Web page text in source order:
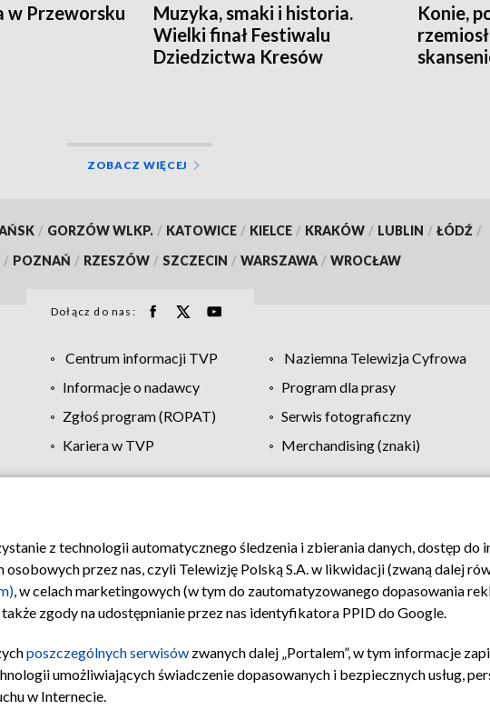
w Przeworsku
Muzyka, smaki i historia.
Wielki finał Festiwalu
Dziedzictwa Kresów
Konie,
ZOBACZ WIĘCEJ
/ GORZÓW WLKP. / KATOWICE / KIELCE / KRAKÓW / LUBLIN / ŁÓDŹ /
/ POZNAŃ / RZESZÓW / SZCZECIN / WARSZAWA / WROCŁAW
Dołącz do nas:
Centrum informacji TVP Naziemna Telewizja Cyfrowa
Informacje o nadawcy
Program dla prasy
Zgłoś program (ROPAT)
Serwis fotograficzny
Kariera w TVP
Merchandising (znaki)
Moje zgody Pomoc Biuro reklamy Kontakt
z technologii automatycznego śledzenia i zbierania danych, dostęp do
przez nas, czyli Telewizję Polską S.A. w likwidacji (zwaną dalej
, w celach marketingowych (w tym do zautomatyzowanego dopasowania
zgody na udostępnianie przez nas identyfikatora PPID do Google.
poszczególnych serwisów zwanych dalej „Portalem”, w tym informacje
umożliwiających świadczenie dopasowanych i bezpiecznych usług,
w Internecie.